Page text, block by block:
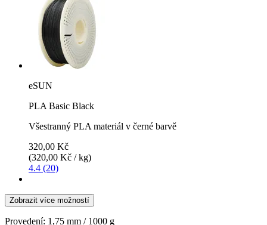
eSUN
PLA Basic Black
Všestranný PLA materiál v černé barvě
320,00 Kč
(320,00 Kč / kg)
4.4 (20)
Zobrazit více možností
Provedení: 1,75 mm / 1000 g